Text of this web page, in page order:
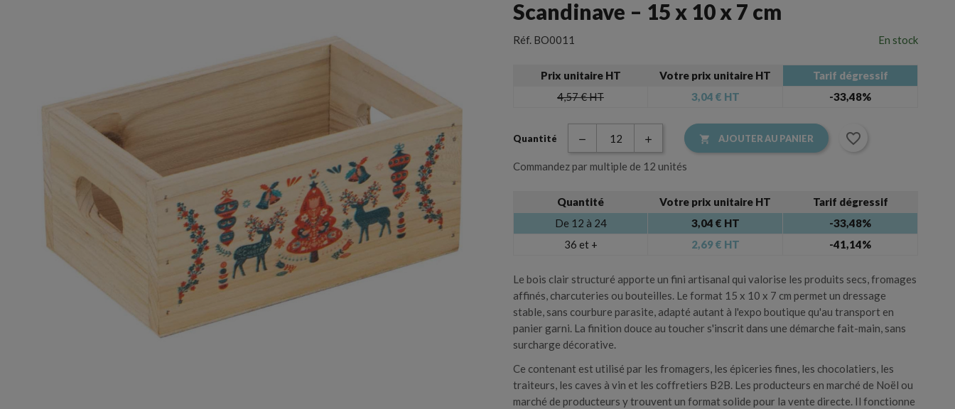
Créer une liste d'envies ×
Nom de la liste d'envies
Créer une liste d'envies
Connexion ×
Vous devez être connecté pour ajouter des produits à votre liste d'envies.
Connexion
Coffret et boite
Valise et valisette
Porte-bouteilles, Sac, Etui,
Planche et plateau de
dégustation
Accessoires cadeau
Accessoire de l’emballage
Scandinave – 15 x 10 x 7 cm
Réf. BO0011 En stock
Prix unitaire HT Votre prix unitaire HT
Tarif dégressif
4,57 €HT 3,04 € HT -33,48%
Quantité  AJOUTER AU PANIER favorite_border
Commandez par multiple de 12 unités
Quantité Votre prix unitaire HT
Tarif dégressif
De 12 à 24
3,04 € HT
-33,48%
36 et +
2,69 € HT -41,14%
Le bois clair structuré apporte un fini artisanal qui valorise les produits secs, fromages
affinés, charcuteries ou bouteilles. Le format 15 x 10 x 7 cm permet un dressage
stable, sans courbure parasite, adapté autant à l'expo boutique qu'au transport en
panier garni. La finition douce au toucher s'inscrit dans une démarche fait-main, sans
surcharge décorative.
Ce contenant est utilisé par les fromagers, les épiceries fines, les chocolatiers, les
traiteurs, les caves à vin et les coffretiers B2B. Les producteurs en marché de Noël ou
marché de producteurs y trouvent un format solide pour la vente directe. Il fonctionne